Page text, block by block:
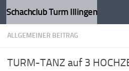
Zum Inhalt springen
Schachclub Turm Illingen
ALLGEMEINER BEITRAG
TURM-TANZ auf 3